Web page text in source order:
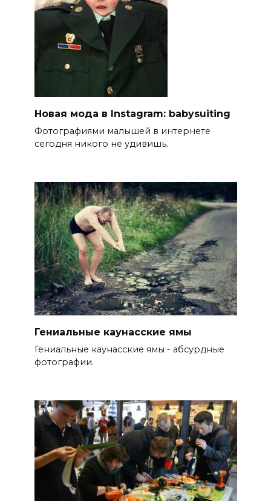
Новая мода в Instagram: babysuiting
Фотографиями малышей в интернете
сегодня никого не удивишь.
Гениальные каунасские ямы
Гениальные каунасские ямы - абсурдные
фотографии.